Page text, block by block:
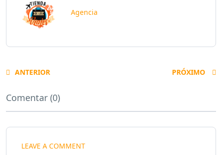
Agencia
ANTERIOR PRÓXIMO
Comentar (0)
LEAVE A COMMENT